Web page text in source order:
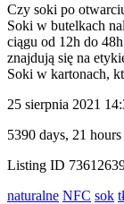
Czy soki po
Soki w butelkach
ciągu od 12h do
znajdują się na
Soki w kartonach,
25 sierpnia 2021
5390 days, 21 hours
Listing ID
naturalne NFC sok